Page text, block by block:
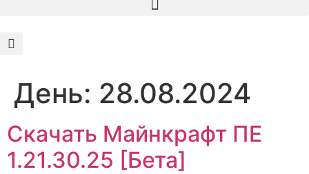
День: 28.08.2024
Скачать Майнкрафт ПЕ
1.21.30.25 [Бета]